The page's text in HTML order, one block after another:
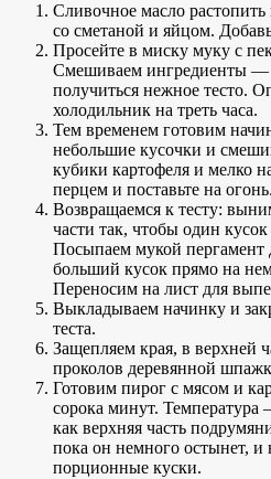
Сливочное масло
со сметаной и яйцом.
Просейте в миску муку с
Смешиваем ингредиенты —
получиться нежное тесто.
холодильник на треть часа.
Тем временем готовим
небольшие кусочки и
кубики картофеля и мелко
перцем и поставьте на огонь.
Возвращаемся к тесту:
части так, чтобы один
Посыпаем мукой пергамент
больший кусок прямо на
Переносим на лист для
Выкладываем начинку и
теста.
Защепляем края, в верхней
проколов деревянной
Готовим пирог с мясом и
сорока минут. Температура
как верхняя часть
пока он немного остынет, и
порционные куски.